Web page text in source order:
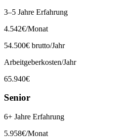
3–5 Jahre Erfahrung
4.542€/Monat
54.500€ brutto/Jahr
Arbeitgeberkosten/Jahr
65.940€
Senior
6+ Jahre Erfahrung
5.958€/Monat